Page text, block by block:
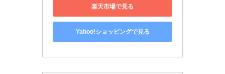
楽天市場で見る
Yahoo!ショッピングで見る